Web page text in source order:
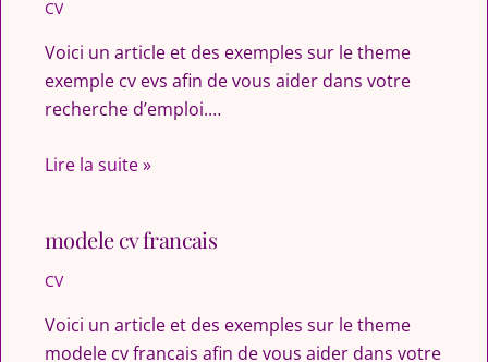
CV
Voici un article et des exemples sur le theme
exemple cv evs afin de vous aider dans votre
recherche d’emploi.…
Lire la suite »
modele cv francais
CV
Voici un article et des exemples sur le theme
modele cv francais afin de vous aider dans votre